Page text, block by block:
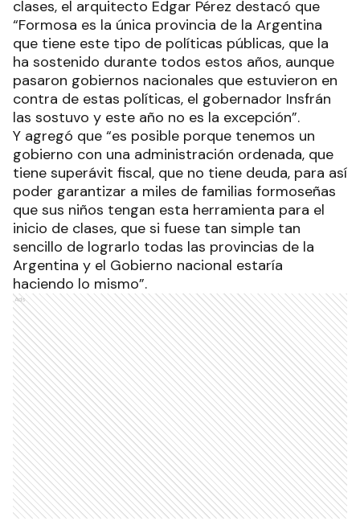
clases, el arquitecto Edgar Pérez destacó que
“Formosa es la única provincia de la Argentina
que tiene este tipo de políticas públicas, que la
ha sostenido durante todos estos años, aunque
pasaron gobiernos nacionales que estuvieron en
contra de estas políticas, el gobernador Insfrán
las sostuvo y este año no es la excepción”.
Y agregó que “es posible porque tenemos un
gobierno con una administración ordenada, que
tiene superávit fiscal, que no tiene deuda, para así
poder garantizar a miles de familias formoseñas
que sus niños tengan esta herramienta para el
inicio de clases, que si fuese tan simple tan
sencillo de lograrlo todas las provincias de la
Argentina y el Gobierno nacional estaría
haciendo lo mismo”.
Ads